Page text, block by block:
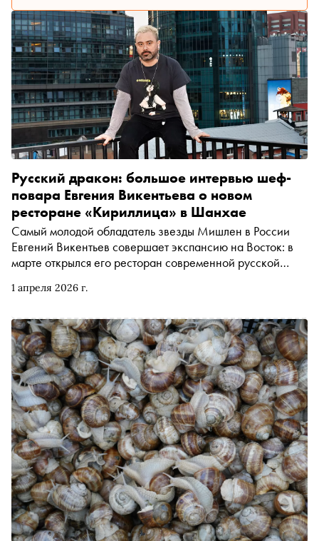
1 апреля 2026 г.
Русский дракон: большое интервью шеф-
повара Евгения Викентьева о новом
ресторане «Кириллица» в Шанхае
Самый молодой обладатель звезды Мишлен в России
Евгений Викентьев совершает экспансию на Восток: в
марте открылся его ресторан современной русской
историей, где когда-то впервые подняли флаг КНР,
сорбетом из печеного яблока. В весеннем номере
«Сноба» — большой разговор с Викентьевым о том,
почему именно Китай кажется ему перспективным
направлением для бизнеса и как гастрономия
становится инструментом культурного диалога